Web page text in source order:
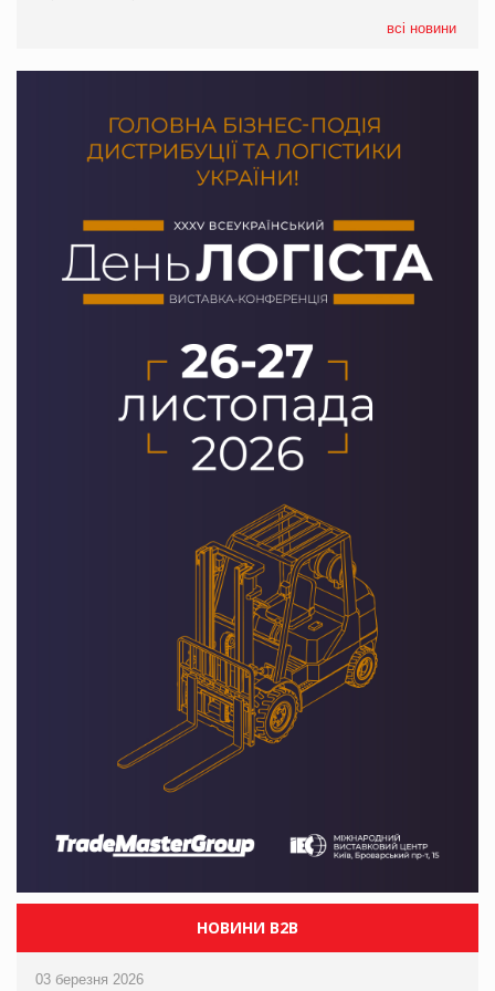
всі новини
НОВИНИ B2B
03 березня 2026